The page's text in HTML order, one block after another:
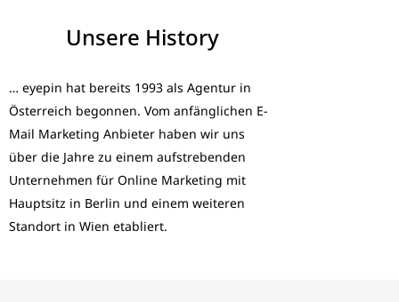
Unsere History​
… eyepin hat bereits 1993 als Agentur in
Österreich begonnen. Vom anfänglichen E-
Mail Marketing Anbieter haben wir uns
über die Jahre zu einem aufstrebenden
Unternehmen für Online Marketing mit
Hauptsitz in Berlin und einem weiteren
Standort in Wien etabliert.